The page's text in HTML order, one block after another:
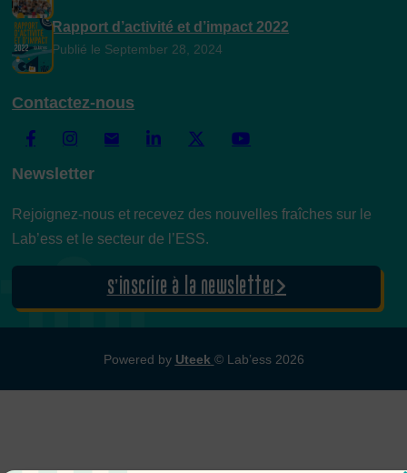
Rapport d’activité et d’impact 2022
Publié le September 28, 2024
Contactez-nous
Newsletter
Rejoignez-nous et recevez des nouvelles fraîches sur le
Lab’ess et le secteur de l’ESS.
S’inscrire à la newsletter
Powered by Uteek © Lab’ess 2026